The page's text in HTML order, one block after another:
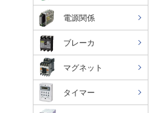
電源関係
ブレーカ
マグネット
タイマー